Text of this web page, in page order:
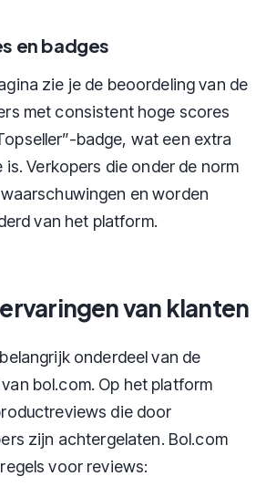
en badges
zie je de beoordeling van de
met consistent hoge scores
badge, wat een extra
Verkopers die onder de norm
en worden
van het platform.
van klanten
onderdeel van de
bol.com. Op het platform
die door
zijn achtergelaten. Bol.com
voor reviews: